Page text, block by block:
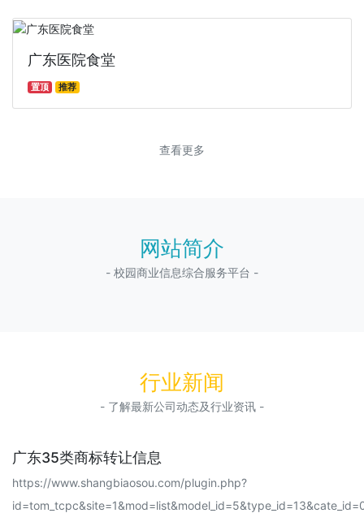
广东医院食堂
置顶 推荐
查看更多
网站简介
- 校园商业信息综合服务平台 -
行业新闻
- 了解最新公司动态及行业资讯 -
广东35类商标转让信息
https://www.shangbiaosou.com/plugin.php?